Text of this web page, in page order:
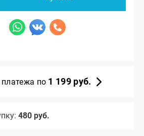
платежа по 1 199 руб.
480 руб.